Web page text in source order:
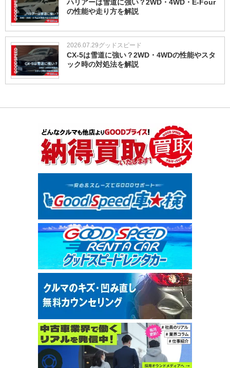
ハリアーは雪道に強い？2WD・4WD・E-Four
の性能や走り方を解説
2026.07.29グッドスピード
CX-5は雪道に強い？2WD・4WDの性能やスタ
ック時の対処法を解説